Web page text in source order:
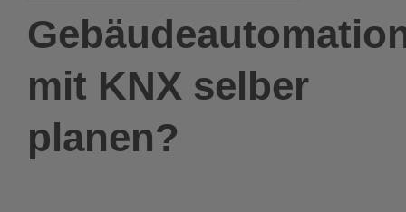
mit KNX selber
planen?